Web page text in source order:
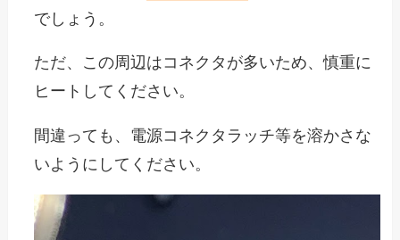
でしょう。
ただ、この周辺はコネクタが多いため、慎重に
ヒートしてください。
間違っても、電源コネクタラッチ等を溶かさな
いようにしてください。